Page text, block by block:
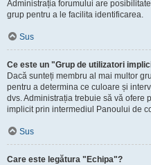
Administrația forumului are
grup pentru a le facilita identificarea.
Sus
Ce este un "Grup de utilizatori
Dacă sunteți membru al mai multor
pentru a determina ce culoare și
dvs. Administrația trebuie să vă ofere
implicit prin intermediul Panoului de
Sus
Care este legătura "Echipa"?